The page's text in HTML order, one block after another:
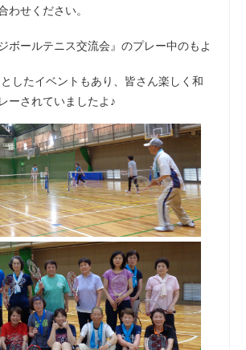
わせください。
ボールテニス交流会』のプレー中のもよ
したイベントもあり、皆さん楽しく和
ーされていましたよ♪